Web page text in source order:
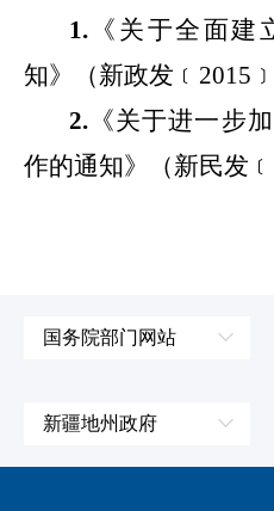
1.《关于全面建
知》（新政发﹝
2.《关于进一步
作的通知》（新民发﹝
国务院部门网站
国防部
新疆地州政府
伊犁哈萨克自治州